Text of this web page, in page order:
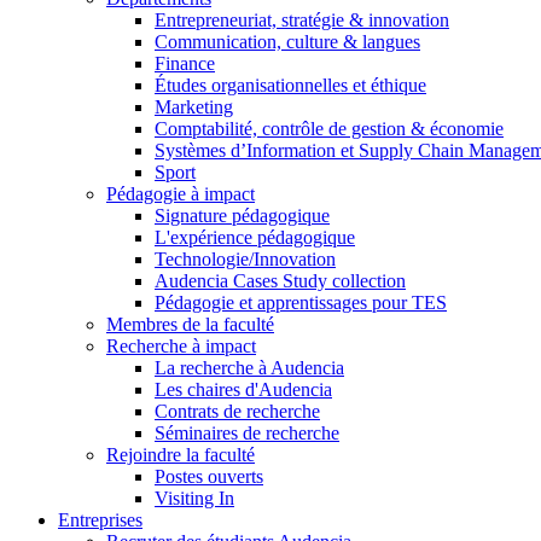
Entrepreneuriat, stratégie & innovation
Communication, culture & langues
Finance
Études organisationnelles et éthique
Marketing
Comptabilité, contrôle de gestion & économie
Systèmes d’Information et Supply Chain
Sport
Pédagogie à impact
Signature pédagogique
L'expérience pédagogique
Technologie/Innovation
Audencia Cases Study collection
Pédagogie et apprentissages pour TES
Membres de la faculté
Recherche à impact
La recherche à Audencia
Les chaires d'Audencia
Contrats de recherche
Séminaires de recherche
Rejoindre la faculté
Postes ouverts
Visiting In
Entreprises